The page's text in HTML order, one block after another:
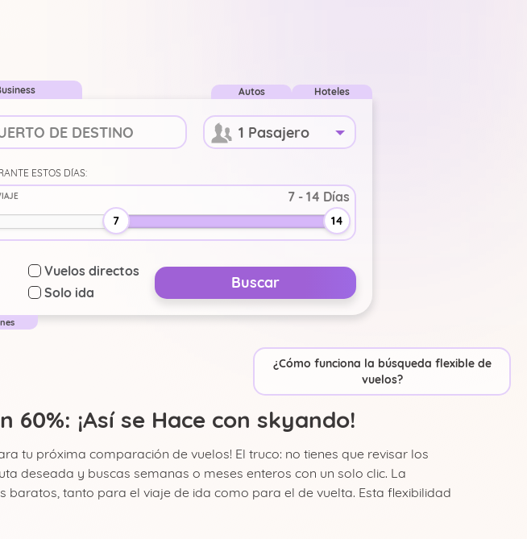
Autos Hoteles
1 Pasajero
+
ESTOS DÍAS:
7 14
Vuelos directos
Solo ida
Buscar
¿Cómo funciona la búsqueda flexible de
vuelos?
¡Así se Hace con skyando!
tu próxima comparación de vuelos! El truco: no tienes que revisar los
deseada y buscas semanas o meses enteros con un solo clic. La
tanto para el viaje de ida como para el de vuelta. Esta flexibilidad